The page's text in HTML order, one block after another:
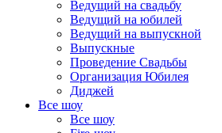
Ведущий на свадьбу
Ведущий на юбилей
Ведущий на выпускной
Выпускные
Проведение Свадьбы
Организация Юбилея
Диджей
Все шоу
Все шоу